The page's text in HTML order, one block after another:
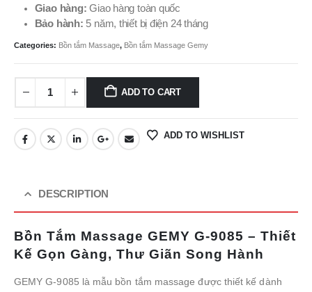
Giao hàng:Giao hàng toàn quốc
Bảo hành: 5 năm, thiết bị điện 24 tháng
Categories: Bồn tắm Massage, Bồn tắm Massage Gemy
ADD TO CART
ADD TO WISHLIST
DESCRIPTION
Bồn Tắm Massage GEMY G-9085 – Thiết
Kế Gọn Gàng, Thư Giãn Song Hành
GEMY G-9085 là mẫu bồn tắm massage được thiết kế dành